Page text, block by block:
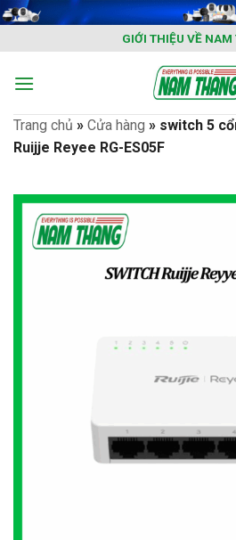
Skip
content
GIỚI THIỆU VỀ NAM
Trang chủ » Cửa hàng » switch 5
Ruijje Reyee RG-ES05F